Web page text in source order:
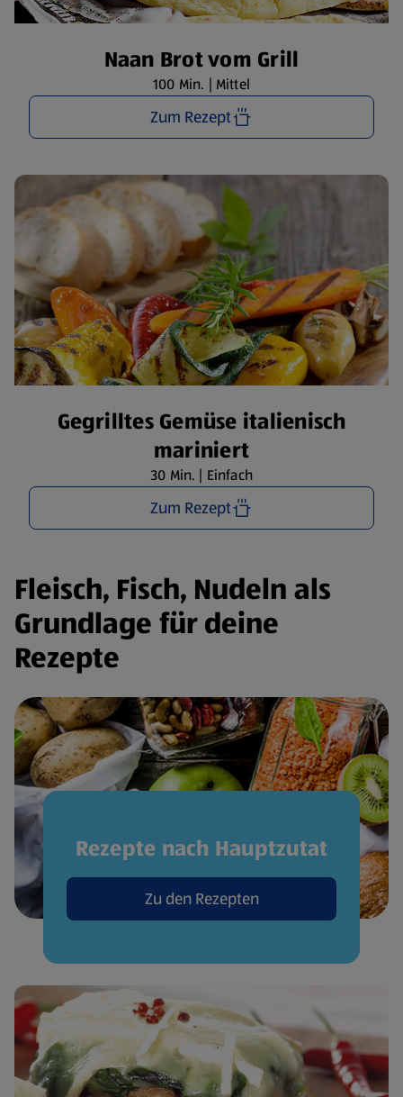
Naan Brot vom Grill
100 Min. | Mittel
Zum Rezept
Gegrilltes Gemüse italienisch
mariniert
30 Min. | Einfach
Zum Rezept
Fleisch, Fisch, Nudeln als
Grundlage für deine
Rezepte
Rezepte nach Hauptzutat
Zu den Rezepten